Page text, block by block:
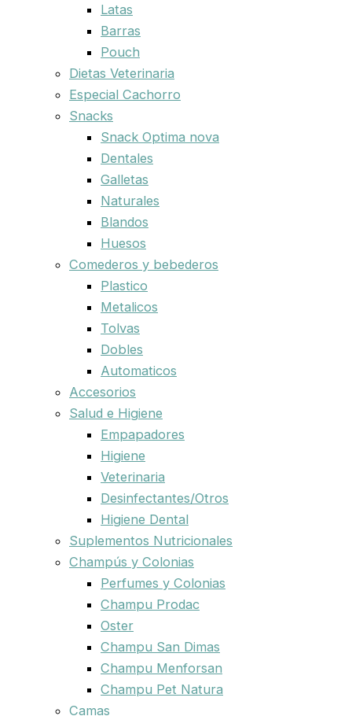
Latas
Barras
Pouch
Dietas Veterinaria
Especial Cachorro
Snacks
Snack Optima nova
Dentales
Galletas
Naturales
Blandos
Huesos
Comederos y bebederos
Plastico
Metalicos
Tolvas
Dobles
Automaticos
Accesorios
Salud e Higiene
Empapadores
Higiene
Veterinaria
Desinfectantes/Otros
Higiene Dental
Suplementos Nutricionales
Champús y Colonias
Perfumes y Colonias
Champu Prodac
Oster
Champu San Dimas
Champu Menforsan
Champu Pet Natura
Camas